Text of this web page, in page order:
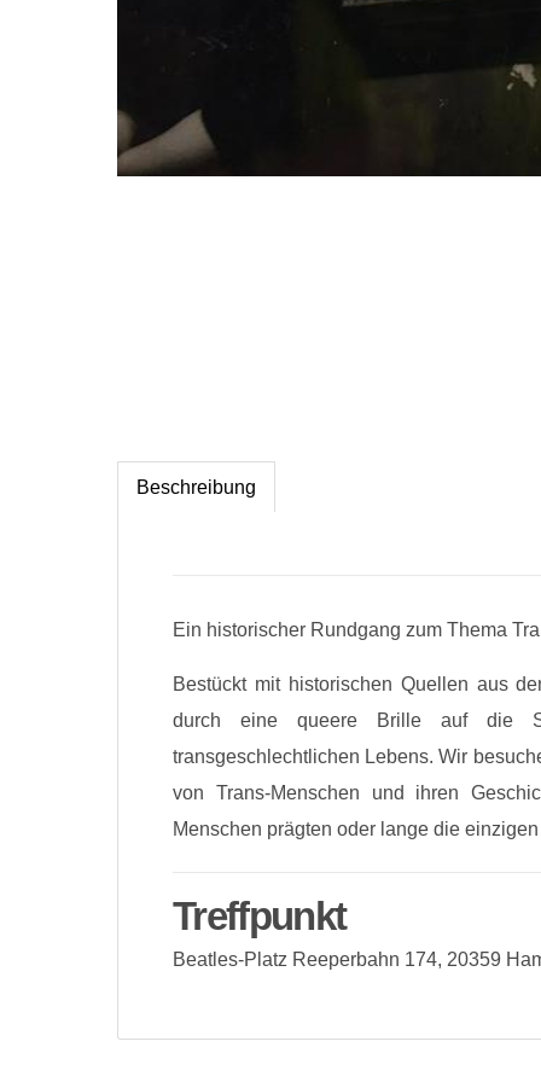
Beschreibung
Ein historischer Rundgang zum Thema
Bestückt mit historischen Quellen aus
durch eine queere Brille auf die
transgeschlechtlichen Lebens. Wir
von Trans-Menschen und ihren
Menschen prägten oder lange die
Treffpunkt
Beatles-Platz Reeperbahn 174, 20359